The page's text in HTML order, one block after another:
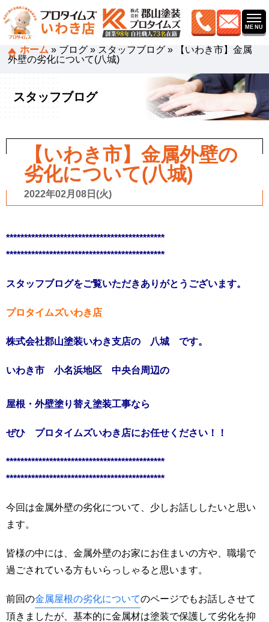
ホーム » ブログ » スタッフブログ »
【いわき市】金属
外壁の劣化について(八城)
スタッフブログ
【いわき市】金属外壁の
劣化について(八城)
2022年02月08日(火)
********************************************
********************************************
スタッフブログをご覧いただきありがとうございます。
プロタイムズいわき店
株式会社郡山塗装いわき支店の 八城 です。
いわき市 小名浜地区 中央台周辺の
屋根・外壁塗り替え塗装工事なら
ぜひ プロタイムズいわき店にお任せください！！
********************************************
********************************************
今回は金属外壁の劣化について、少しお話ししたいと思い
ます。
皆様の中には、金属外壁のお家にお住まいの方や、職場で
過ごされている方もいらっしゃると思います。
前回の金属屋根の劣化についてのページでもお話しさせて
頂きましたが、基本的に金属材は塗装で保護して劣化を抑